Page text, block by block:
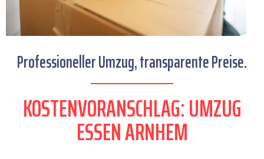
Professioneller Umzug, transparente Preise.
KOSTENVORANSCHLAG: UMZUG
ESSEN ARNHEM